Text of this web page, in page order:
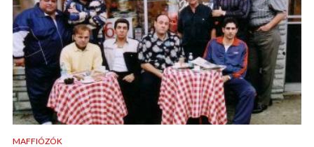
MAFFIÓZÓK